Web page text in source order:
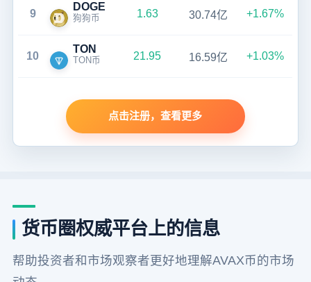
9
DOGE
狗狗币 1.63 30.74亿 +1.67%
10
TON
TON币 21.95 16.59亿 +1.03%
点击注册，查看更多
货币圈权威平台上的信息
帮助投资者和市场观察者更好地理解AVAX币的市场